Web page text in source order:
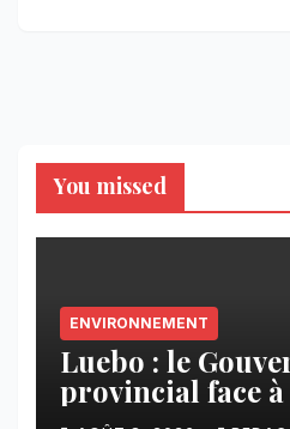
You missed
ENVIRONNEMENT
Luebo : le
provincial face à
érosions qui